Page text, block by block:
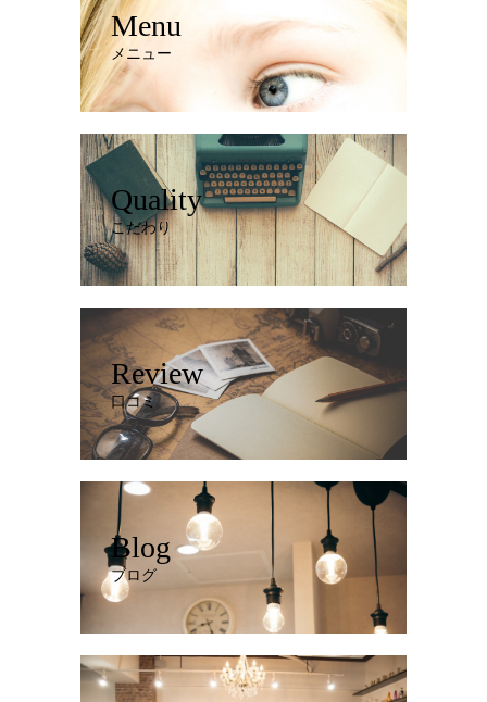
Menu
メニュー
Quality
こだわり
Review
口コミ
Blog
ブログ